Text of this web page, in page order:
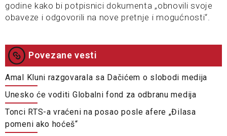
godine kako bi potpisnici dokumenta „obnovili svoje
obaveze i odgovorili na nove pretnje i mogućnosti“.
Povezane vesti
Amal Kluni razgovarala sa Dačićem o slobodi medija
Unesko će voditi Globalni fond za odbranu medija
Tonci RTS-a vraćeni na posao posle afere „Đilasa
pomeni ako hoćeš“